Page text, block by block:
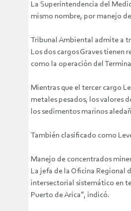
La Superintendencia del
mismo nombre, por manejo
Tribunal Ambiental admite a
Los dos cargos Graves
como la operación del
Mientras que el tercer cargo
metales pesados, los valores
los sedimentos marinos
También clasificado como
Manejo de concentrados
La jefa de la Oficina Regional
intersectorial sistemático en
Puerto de Arica”, indicó.